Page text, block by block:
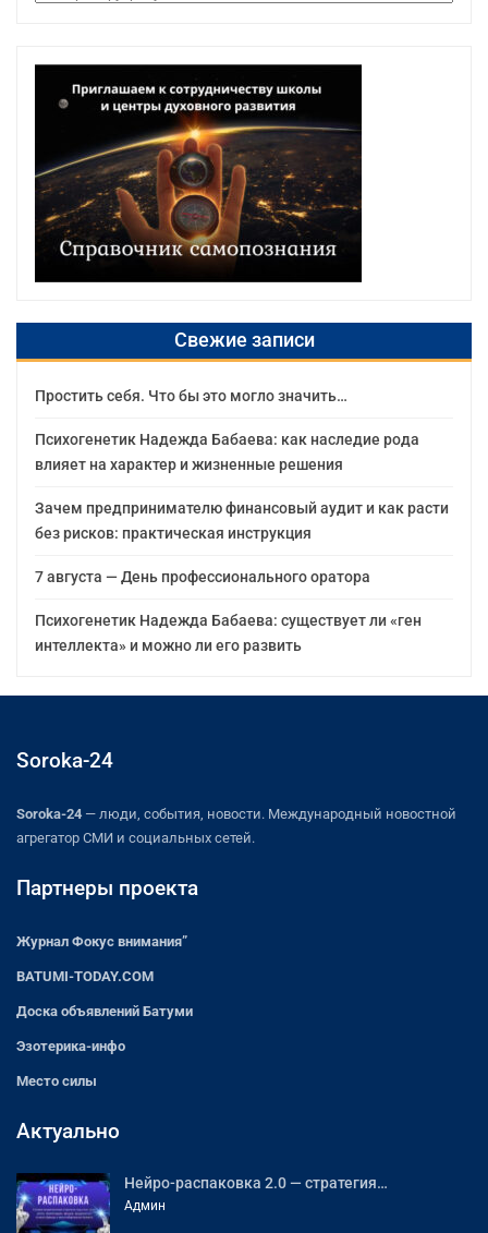
Свежие записи
Простить себя. Что бы это могло значить…
Психогенетик Надежда Бабаева: как наследие рода
влияет на характер и жизненные решения
Зачем предпринимателю финансовый аудит и как расти
без рисков: практическая инструкция
7 августа — День профессионального оратора
Психогенетик Надежда Бабаева: существует ли «ген
интеллекта» и можно ли его развить
Soroka-24
Soroka-24 — люди, события, новости. Международный новостной
агрегатор СМИ и социальных сетей.
Партнеры проекта
Журнал Фокус внимания”
BATUMI-TODAY.COM
Доска объявлений Батуми
Эзотерика-инфо
Место силы
Актуально
Нейро-распаковка 2.0 — стратегия…
Админ